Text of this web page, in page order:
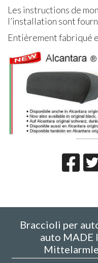
Les instructions de
l’installation sont
Entièrement fabriqué
Braccioli per
auto MADE